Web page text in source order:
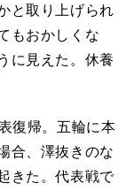
と取り上げられ
もおかしくな
に見えた。休養
復帰。五輪に本
合、澤抜きのな
きた。代表戦で